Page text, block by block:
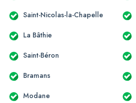
Saint-Nicolas-la-Chapelle
La Bâthie
Saint-Béron
Bramans
Modane